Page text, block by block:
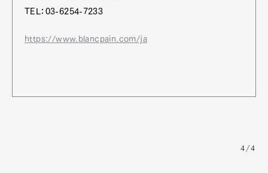
TEL：03-6254-7233
https://www.blancpain.com/ja
4/4